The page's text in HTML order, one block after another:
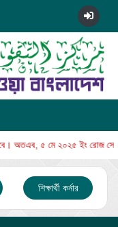
অতএব, ৫ মে ২০২৫ ইং রোজ
শিক্ষার্থী কর্নার